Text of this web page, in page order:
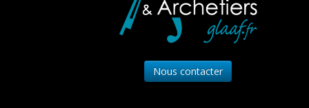
Nous contacter